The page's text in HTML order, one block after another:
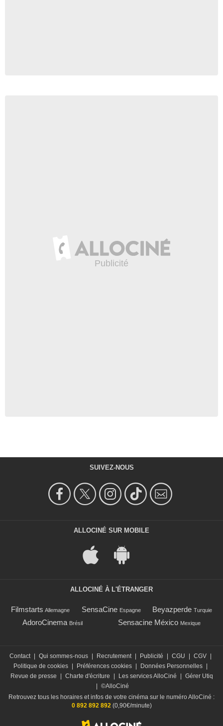
SUIVEZ-NOUS
ALLOCINÉ SUR MOBILE
ALLOCINÉ À L'ÉTRANGER
Filmstarts Allemagne SensaCine Espagne Beyazperde Turquie
AdoroCinema Brésil Sensacine México Mexique
Contact Qui sommes-nous Recrutement Publicité CGU CGV
Politique de cookies
Préférences cookies Données Personnelles
Revue de presse
Charte d'écriture Les services AlloCiné
Gérer Utiq
©AlloCiné
Retrouvez tous les horaires et infos de votre cinéma sur le numéro AlloCiné :
0 892 892 892(0,90€/minute)